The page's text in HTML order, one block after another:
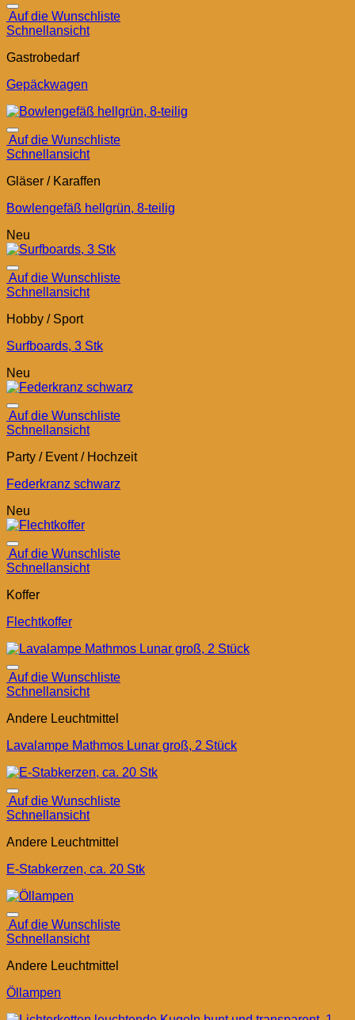
Auf die Wunschliste
Schnellansicht
Gastrobedarf
Gepäckwagen
Auf die Wunschliste
Schnellansicht
Gläser / Karaffen
Bowlengefäß hellgrün, 8-teilig
Neu
Auf die Wunschliste
Schnellansicht
Hobby / Sport
Surfboards, 3 Stk
Neu
Auf die Wunschliste
Schnellansicht
Party / Event / Hochzeit
Federkranz schwarz
Neu
Auf die Wunschliste
Schnellansicht
Koffer
Flechtkoffer
Auf die Wunschliste
Schnellansicht
Andere Leuchtmittel
Lavalampe Mathmos Lunar groß, 2 Stück
Auf die Wunschliste
Schnellansicht
Andere Leuchtmittel
E-Stabkerzen, ca. 20 Stk
Auf die Wunschliste
Schnellansicht
Andere Leuchtmittel
Öllampen